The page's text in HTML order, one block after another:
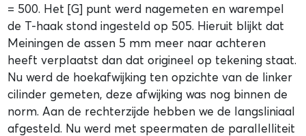
= 500. Het [G] punt werd nagemeten en warempel
de T-haak stond ingesteld op 505. Hieruit blijkt dat
Meiningen de assen 5 mm meer naar achteren
heeft verplaatst dan dat origineel op tekening staat.
Nu werd de hoekafwijking ten opzichte van de linker
cilinder gemeten, deze afwijking was nog binnen de
norm. Aan de rechterzijde hebben we de langsliniaal
afgesteld. Nu werd met speermaten de parallelliteit